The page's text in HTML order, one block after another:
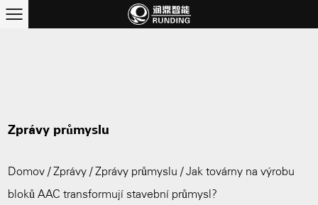
Zprávy průmyslu
Domov /Zprávy /Zprávy průmyslu /Jak továrny na výrobu
bloků AAC transformují stavební průmysl?